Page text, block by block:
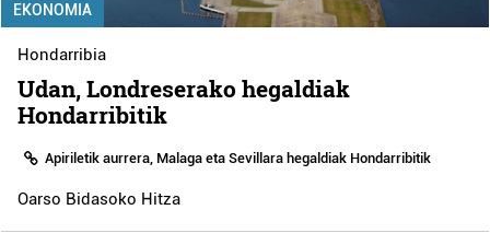
EKONOMIA
Hondarribia
Udan, Londreserako hegaldiak
Hondarribitik
Apiriletik aurrera, Malaga eta Sevillara hegaldiak Hondarribitik
Oarso Bidasoko Hitza